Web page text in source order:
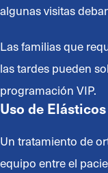
algunas visitas
Las familias que
las tardes pueden
programación VIP.
Uso de
Un tratamiento de
equipo entre el